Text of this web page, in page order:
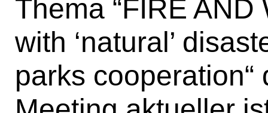
Thema “FIRE
with ‘natural’
parks